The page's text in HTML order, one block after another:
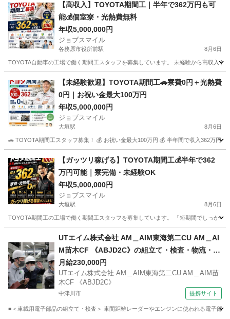
【高収入】TOYOTA期間工｜半年で362万円も可
能💰個室寮・光熱費無料
年収5,000,000円
ジョブスマイル
各務原市役所前駅 8月6日
TOYOTA自動車の工場で働く期間工スタッフを募集しています。 未経験から
各務原市役所前駅 工場 未経験
【未経験歓迎】TOYOTA期間工🚗寮費0円＋光熱費
0円｜お祝い金最大100万円
年収5,000,000円
ジョブスマイル
大垣駅 8月6日
🚗 TOYOTA期間工スタッフ募集！ 💰 お祝い金最大100万円 💰 半年間で収入362万円
大垣駅 工場 未経験
【ガッツリ稼げる】TOYOTA期間工💰半年で362
万円可能｜寮完備・未経験OK
年収5,000,000円
ジョブスマイル
大垣駅 8月6日
TOYOTA期間工の工場で働く期間工スタッフを募集しています。 「短期間でしっ
大垣駅 工場
UTエイム株式会社 AM＿AIM東海第二CU AM＿AI
M苗木CF 《ABJD2C》の組立て・検査・物流・ピ
ッキング 【禁煙・分煙】
月給230,000円
UTエイム株式会社 AM＿AIM東海第二CU AM＿AIM苗
木CF 《ABJD2C》
中津川市 提携サイト
■＜車載用電子部品の組立て・検査＞ 車間距離レーダーやエンジンに使われる電子部